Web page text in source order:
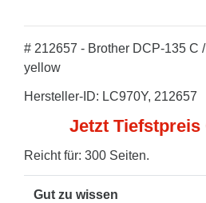
# 212657 - Brother DCP-135 C
yellow
Hersteller-ID: LC970Y, 212657
Jetzt Tiefstpreis
Reicht für: 300 Seiten.
Gut zu wissen